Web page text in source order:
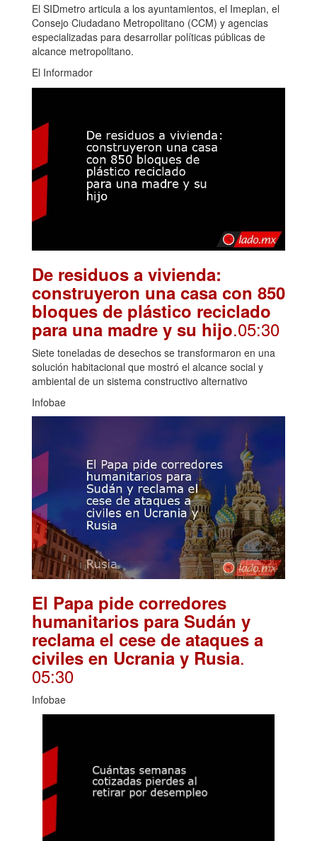
El SIDmetro articula a los ayuntamientos, el Imeplan, el
Consejo Ciudadano Metropolitano (CCM) y agencias
especializadas para desarrollar políticas públicas de
alcance metropolitano.
El Informador
De residuos a vivienda:
construyeron una casa con 850
bloques de plástico reciclado
para una madre y su hijo.05:30
Siete toneladas de desechos se transformaron en una
solución habitacional que mostró el alcance social y
ambiental de un sistema constructivo alternativo
Infobae
El Papa pide corredores
humanitarios para Sudán y
reclama el cese de ataques a
civiles en Ucrania y Rusia.
05:30
Infobae